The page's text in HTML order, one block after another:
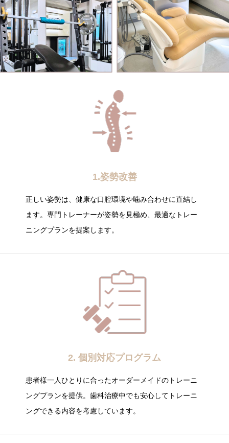
1.姿勢改善
正しい姿勢は、健康な口腔環境や噛み合わせに直結し
ます。専門トレーナーが姿勢を見極め、最適なトレー
ニングプランを提案します。
2. 個別対応プログラム
患者様一人ひとりに合ったオーダーメイドのトレーニ
ングプランを提供。歯科治療中でも安心してトレーニ
ングできる内容を考慮しています。